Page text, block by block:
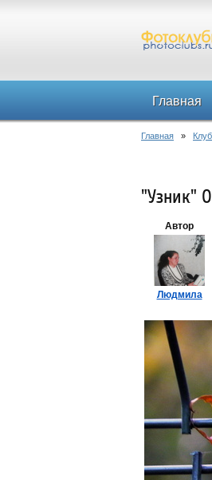
Главная
Главная »
"Узник"
Автор
Людмила